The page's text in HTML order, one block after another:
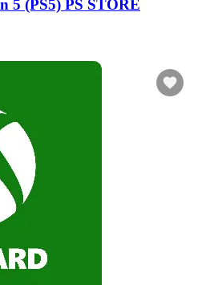
5 (PS5) PS STORE